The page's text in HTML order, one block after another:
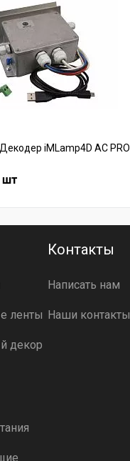
iMLamp4D AC PRO
ленты
декор
Контакты
Написать нам
Наши контакты